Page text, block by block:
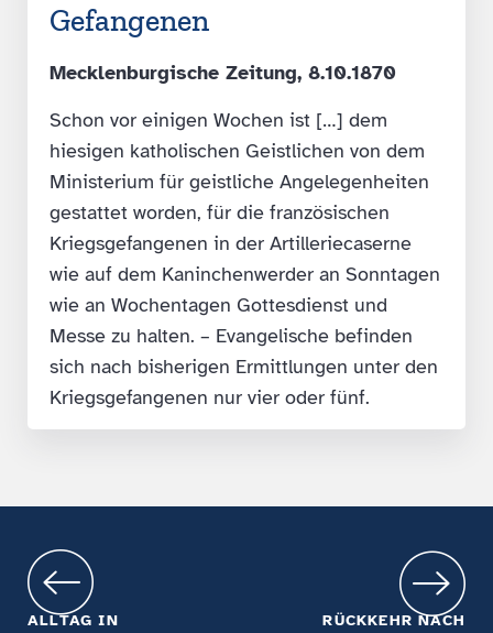
Gefangenen
Mecklenburgische Zeitung, 8.10.1870
Schon vor einigen Wochen ist […] dem
hiesigen katholischen Geistlichen von dem
Ministerium für geistliche Angelegenheiten
gestattet worden, für die französischen
Kriegsgefangenen in der Artilleriecaserne
wie auf dem Kaninchenwerder an Sonntagen
wie an Wochentagen Gottesdienst und
Messe zu halten. – Evangelische befinden
sich nach bisherigen Ermittlungen unter den
Kriegsgefangenen nur vier oder fünf.
ALLTAG IN RÜCKKEHR NACH